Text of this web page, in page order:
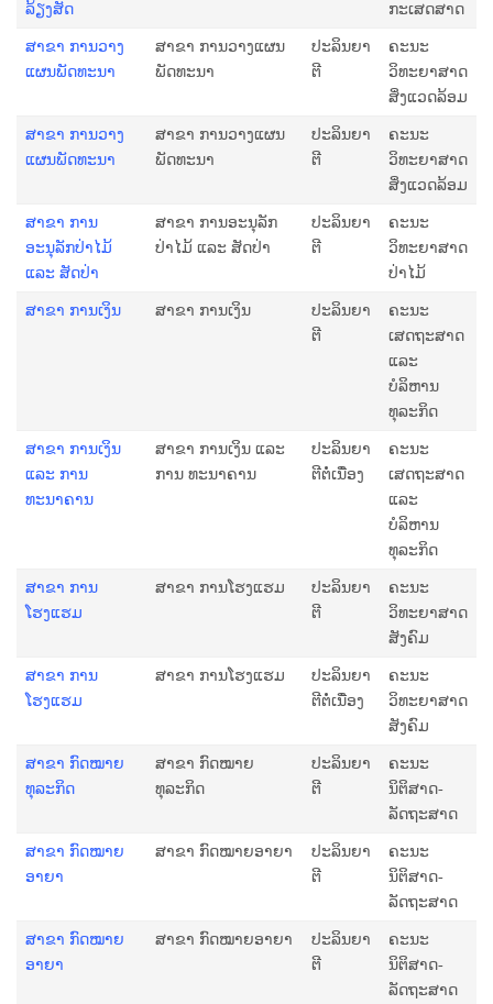
ລ້ຽງສັດ
ກະເສດສາດ
ສາຂາ ການວາງ
ແຜນພັດທະນາ
ສາຂາ ການວາງແຜນ
ພັດທະນາ
ປະລິນຍາ
ຕີ
ຄະນະ
ວິທະຍາສາດ
ສິ່ງແວດລ້ອມ
ສາຂາ ການວາງ
ແຜນພັດທະນາ
ສາຂາ ການວາງແຜນ
ພັດທະນາ
ປະລິນຍາ
ຕີ
ຄະນະ
ວິທະຍາສາດ
ສິ່ງແວດລ້ອມ
ສາຂາ ການ
ອະນຸລັກປ່າໄມ້
ແລະ ສັດປ່າ
ສາຂາ ການອະນຸລັກ
ປ່າໄມ້ ແລະ ສັດປ່າ
ປະລິນຍາ
ຕີ
ຄະນະ
ວິທະຍາສາດ
ປ່າໄມ້
ສາຂາ ການເງິນ ສາຂາ ການເງິນ
ປະລິນຍາ
ຕີ
ຄະນະ
ເສດຖະສາດ
ແລະ
ບໍລິຫານ
ທຸລະກິດ
ສາຂາ ການເງິນ
ແລະ ການ
ທະນາຄານ
ສາຂາ ການເງິນ ແລະ
ການ ທະນາຄານ
ປະລິນຍາ
ຕີຕໍ່ເນື່ອງ
ຄະນະ
ເສດຖະສາດ
ແລະ
ບໍລິຫານ
ທຸລະກິດ
ສາຂາ ການ
ໂຮງແຮມ
ສາຂາ ການໂຮງແຮມ
ປະລິນຍາ
ຕີ
ຄະນະ
ວິທະຍາສາດ
ສັງຄົມ
ສາຂາ ການ
ໂຮງແຮມ
ສາຂາ ການໂຮງແຮມ
ປະລິນຍາ
ຕີຕໍ່ເນື່ອງ
ຄະນະ
ວິທະຍາສາດ
ສັງຄົມ
ສາຂາ ກົດໝາຍ
ທຸລະກິດ
ສາຂາ ກົດໝາຍ
ທຸລະກິດ
ປະລິນຍາ
ຕີ
ຄະນະ
ນິຕິສາດ-
ລັດຖະສາດ
ສາຂາ ກົດໝາຍ
ອາຍາ
ສາຂາ ກົດໝາຍອາຍາ
ປະລິນຍາ
ຕີ
ຄະນະ
ນິຕິສາດ-
ລັດຖະສາດ
ສາຂາ ກົດໝາຍ
ອາຍາ
ສາຂາ ກົດໝາຍອາຍາ
ປະລິນຍາ
ຕີ
ຄະນະ
ນິຕິສາດ-
ລັດຖະສາດ